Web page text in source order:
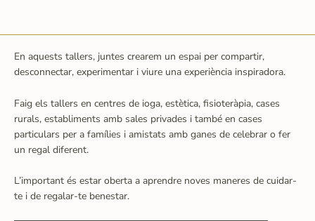
En aquests tallers, juntes crearem un espai per compartir,
desconnectar, experimentar i viure una experiència inspiradora.
Faig els tallers en centres de ioga, estètica, fisioteràpia, cases
rurals, establiments amb sales privades i també en cases
particulars per a famílies i amistats amb ganes de celebrar o fer
un regal diferent.
L’important és estar oberta a aprendre noves maneres de cuidar-
te i de regalar-te benestar.